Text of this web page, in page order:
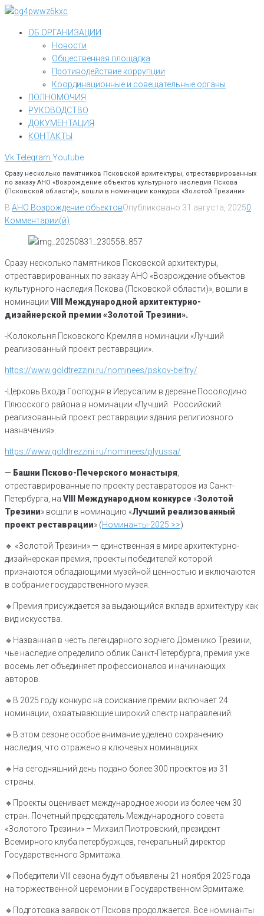
Перейти
контентуОБ ОРГАНИЗАЦИИ
Новости
Общественная площадка
Противодействие коррупции
Координационные и совещательные органы
ПОЛНОМОЧИЯ
РУКОВОДСТВО
ДОКУМЕНТАЦИЯ
КОНТАКТЫ
VkTelegram Youtube
Сразу несколько памятников Псковской архитектуры, отреставрированных
по заказу АНО «Возрождение объектов культурного наследия Пскова
(Псковской области)», вошли в номинации конкурса «Золотой Трезини»
В АНО Возрождение объектовОпубликовано 31 августа, 20250
Комментарии(й)
Сразу несколько памятников Псковской архитектуры,
отреставрированных по заказу АНО «Возрождение объектов
культурного наследия Пскова (Псковской области)», вошли в
номинации VIII Международной архитектурно-
дизайнерской премии «Золотой Трезини».
-Колокольня Псковского Кремля в номинации «Лучший
реализованный проект реставрации».
https://www.goldtrezzini.ru/nominees/pskov-belfry/
-Церковь Входа Господня в Иерусалим в деревне Посолодино
Плюсского района в номинации «Лучший Российский
реализованный проект реставрации здания религиозного
назначения».
https://www.goldtrezzini.ru/nominees/plyussa/
— Башни Псково-Печерского монастыря,
отреставрированные по проекту реставраторов из Санкт-
Петербурга, на VIII Международном конкурсе «Золотой
Трезини» вошли в номинацию «Лучший реализованный
проект реставрации» (Номинанты-2025 >>)
🔸 «Золотой Трезини» — единственная в мире архитектурно-
дизайнерская премия, проекты победителей которой
признаются обладающими музейной ценностью и включаются
в собрание государственного музея.
🔸Премия присуждается за выдающийся вклад в архитектуру как
вид искусства.
🔸Названная в честь легендарного зодчего Доменико Трезини,
чье наследие определило облик Санкт-Петербурга, премия уже
восемь лет объединяет профессионалов и начинающих
авторов.
🔸В 2025 году конкурс на соискание премии включает 24
номинации, охватывающие широкий спектр направлений.
🔸В этом сезоне особое внимание уделено сохранению
наследия, что отражено в ключевых номинациях.
🔸На сегодняшний день подано более 300 проектов из 31
страны.
🔸Проекты оценивает международное жюри из более чем 30
стран. Почетный председатель Международного совета
«Золотого Трезини» – Михаил Пиотровский, президент
Всемирного клуба петербуржцев, генеральный директор
Государственного Эрмитажа.
🔸Победители VIII сезона будут объявлены 21 ноября 2025 года
на торжественной церемонии в Государственном Эрмитаже.
🔸Подготовка заявок от Пскова продолжается. Все номинанты